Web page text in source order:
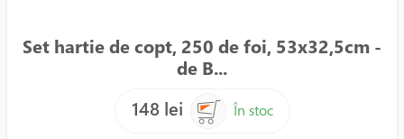
Set hartie de copt, 250 de foi, 53x32,5cm -
de B...
148 lei
În stoc